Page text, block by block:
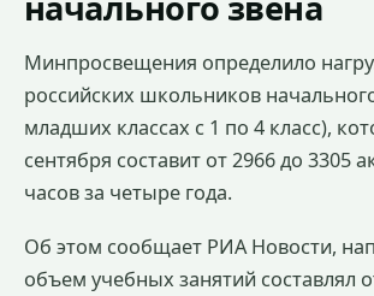
Минпросвещения определило
российских школьников
младших классах с 1 по 4 класс),
сентября составит от 2966 до 3305
часов за четыре года.
Об этом сообщает РИА Новости,
объем учебных занятий составлял